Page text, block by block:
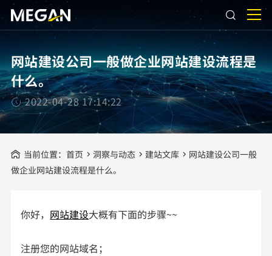
网站建设公司一般做企业网站建设流程是
什么。
2022-04-28 17:14:22
当前位置： 首页 洞察与动态 建站文库
网站建设公司一般
做企业网站建设流程是什么。
你好， 网站建设大概有下面的步骤~~
注册您的网站域名；